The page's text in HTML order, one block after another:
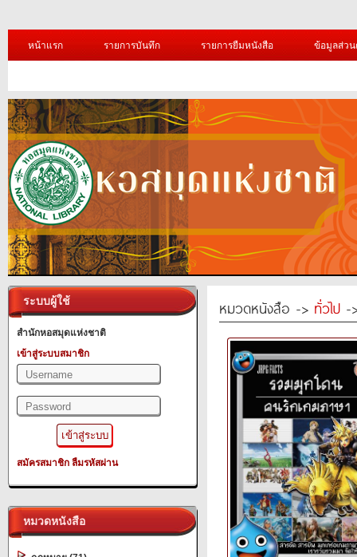
หน้าแรก รายการบันทึก รายการยืมหนังสือ ข้อมูลส่ว
ระบบผู้ใช้
สำนักหอสมุดแห่งชาติ
เข้าสู่ระบบสมาชิก
สมัครสมาชิก ลืมรหัสผ่าน
หมวดหนังสือ
หมวดหนังสือ -> ทั่วไป -